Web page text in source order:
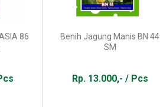
86
Benih Jagung Manis BN 44
SM
Rp. 13.000,- / Pcs